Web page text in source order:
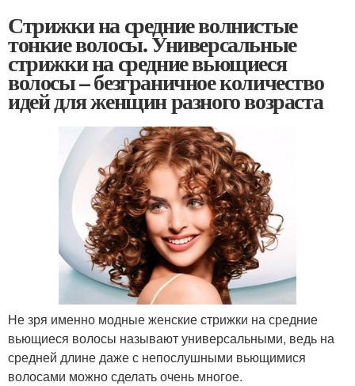
Стрижки на средние волнистые
тонкие волосы. Универсальные
стрижки на средние вьющиеся
волосы – безграничное количество
идей для женщин разного возраста
Не зря именно модные женские стрижки на средние
вьющиеся волосы называют универсальными, ведь на
средней длине даже с непослушными вьющимися
волосами можно сделать очень многое.